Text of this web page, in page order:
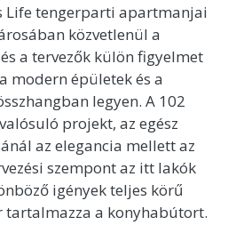
Life tengerparti apartmanjai
közvetlenül a
a tervezők külön figyelmet
modern épületek és a
legyen. A 102
projekt, az egész
az elegancia mellett az
szempont az itt lakók
igények teljes körű
tartalmazza a konyhabútort.